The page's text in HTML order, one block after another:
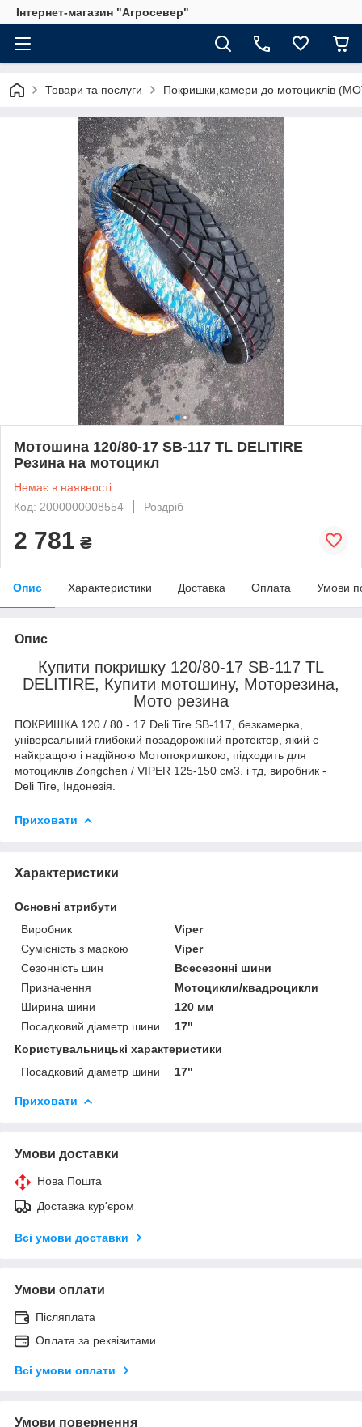
Інтернет-магазин "Агросевер"
Товари та послуги Покришки,камери до мотоциклів
Мотошина 120/80-17 SB-117 TL DELITIRE
Резина на мотоцикл
Немає в наявності
Код: 2000000008554
Роздріб
2 781 ₴
Опис Характеристики Доставка Оплата Умови
Опис
Купити покришку 120/80-17 SB-117 TL
DELITIRE, Купити мотошину, Моторезина,
Мото резина
ПОКРИШКА 120 / 80 - 17 Deli Tire SB-117, безкамерка,
універсальний глибокий позадорожний протектор, який є
найкращою і надійною Мотопокришкою, підходить для
мотоциклів Zongchen / VIPER 125-150 см3. і тд, виробник -
Deli Tire, Індонезія.
Приховати
Характеристики
Основні атрибути
Виробник
Viper
Сумісність з маркою
Viper
Сезонність шин
Всесезонні шини
Призначення
Мотоцикли/квадроцикли
Ширина шини
120 мм
Посадковий діаметр шини
17"
Користувальницькі характеристики
Посадковий діаметр шини
17"
Приховати
Умови доставки
Нова Пошта
Доставка кур'єром
Всі умови доставки
Умови оплати
Післяплата
Оплата за реквізитами
Всі умови оплати
Умови повернення